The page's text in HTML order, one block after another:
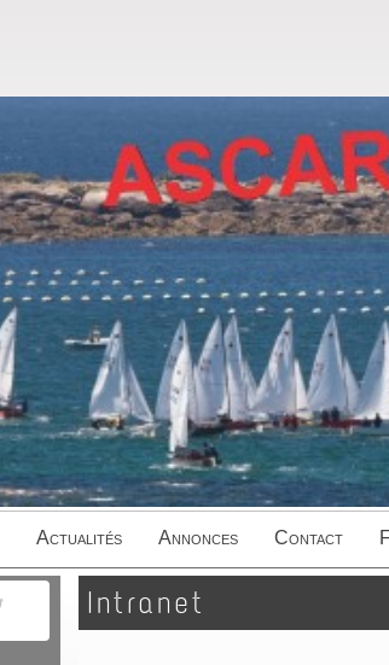
Actualités Annonces Contact
Intranet